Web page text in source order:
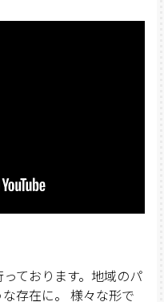
ております。地域のパ
存在に。 様々な形で